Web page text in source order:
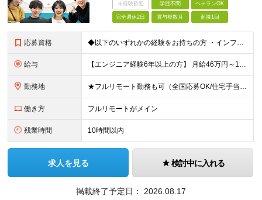
未経験歓迎 学歴不問 ベテランOK
完全週休2日 賞与複数月 面接1回
応募資格 ◆以下のいずれかの経験をお持ちの方 ・インフラ設計・構築の実務経験（オンプレ/クラウドどちらもOK） ・クラウド環境下での運用保守に関する実務経験 ◆学歴不問 ＜こんな方は特に歓迎します＞ ◎これま
給与 【エンジニア経験6年以上の方】 月給46万円～100万円（固定残業代含む） ※上記月給には月30時間分の固定残業代（月8万7,400円～月19万円）を含む。超過分は全額支給。 【エンジニア経験4年以
勤務地 ★フルリモート勤務も可（全国応募OK/住宅手当を支給します） ※案件によって常駐が必要になる場合があります。 ※希望がない限り、転勤はありません ※U・Iターン歓迎 ★ルトラの社員は全国各地で活躍中
働き方 フルリモートがメイン
残業時間 10時間以内
求人を見る 検討中に入れる
掲載終了予定日： 2026.08.17